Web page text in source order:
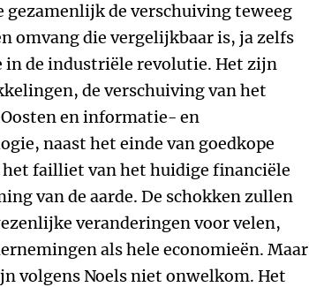
gezamenlijk de verschuiving teweeg
omvang die vergelijkbaar is, ja zelfs
in de industriële revolutie. Het zijn
de verschuiving van het
en informatie- en
naast het einde van goedkope
failliet van het huidige financiële
van de aarde. De schokken zullen
veranderingen voor velen,
als hele economieën. Maar
volgens Noels niet onwelkom. Het